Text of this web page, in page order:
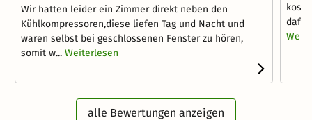
Wir hatten leider ein Zimmer direkt neben den
Kühlkompressoren,diese liefen Tag und Nacht und
waren selbst bei geschlossenen Fenster zu hören,
somit w... Weiterlesen
dafür
alle Bewertungen anzeigen